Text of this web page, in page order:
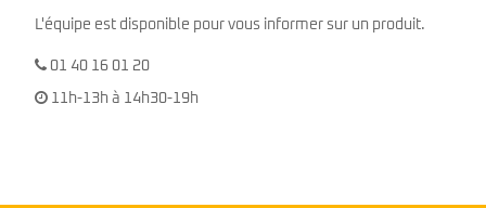
L'équipe est disponible pour vous informer sur un produit.
01 40 16 01 20
11h-13h à 14h30-19h